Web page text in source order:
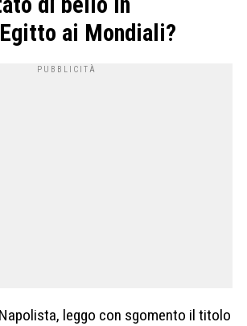
ai Mondiali?
leggo con sgomento il titolo